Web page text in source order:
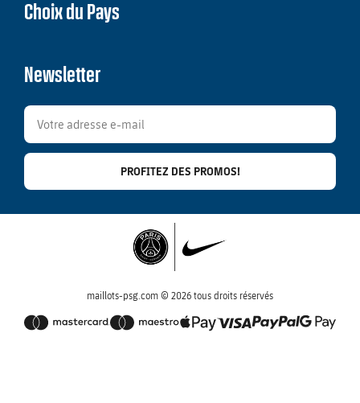
Choix du Pays
Newsletter
PROFITEZ DES PROMOS!
maillots-psg.com © 2026 tous droits réservés